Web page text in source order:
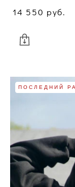
14 550 pуб.
ПОСЛЕДНИЙ